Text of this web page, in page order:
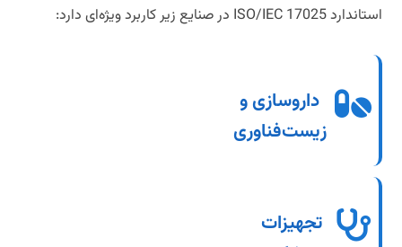
استاندارد ISO/IEC 17025 در صنایع زیر کاربرد ویژه‌ای دارد:
داروسازی و
زیست‌فناوری
تجهیزات